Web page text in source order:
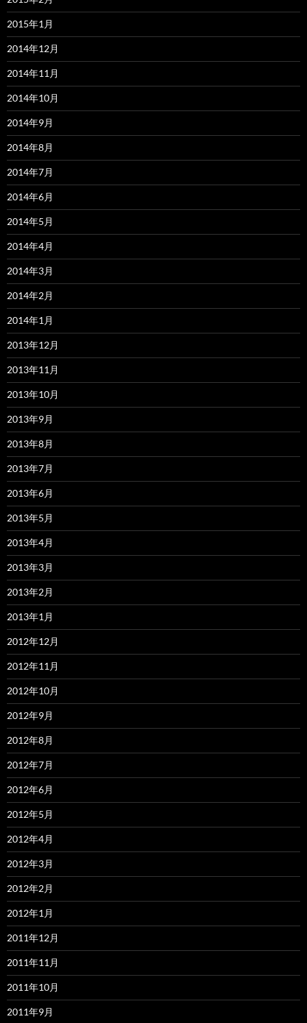
2015年1月
2014年12月
2014年11月
2014年10月
2014年9月
2014年8月
2014年7月
2014年6月
2014年5月
2014年4月
2014年3月
2014年2月
2014年1月
2013年12月
2013年11月
2013年10月
2013年9月
2013年8月
2013年7月
2013年6月
2013年5月
2013年4月
2013年3月
2013年2月
2013年1月
2012年12月
2012年11月
2012年10月
2012年9月
2012年8月
2012年7月
2012年6月
2012年5月
2012年4月
2012年3月
2012年2月
2012年1月
2011年12月
2011年11月
2011年10月
2011年9月